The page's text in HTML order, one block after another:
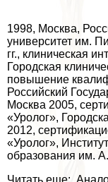
1998, Москва,
университет им.
гг., клиническая
Городская
повышение
Российский
Москва 2005,
«Уролог»,
2012,
«Уролог»,
образования им.
Читать еще: